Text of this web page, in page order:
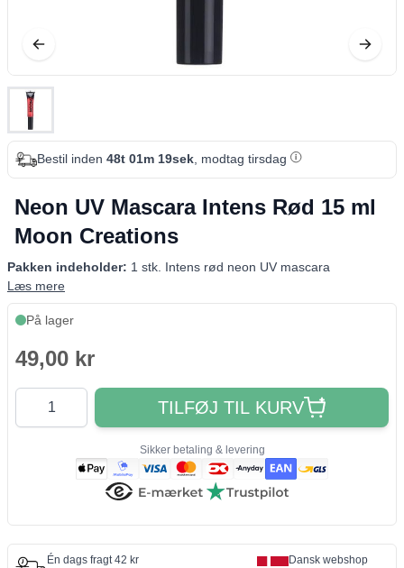
Bestil inden 48t 01m 18sek, modtag tirsdag
Neon UV Mascara Intens Rød 15 ml
Moon Creations
Pakken indeholder: 1 stk. Intens rød neon UV mascara
Læs mere
På lager
49,00 kr
Antal
TILFØJ TIL KURV
Sikker betaling & levering
Én dags fragt 42 kr
Dansk webshop